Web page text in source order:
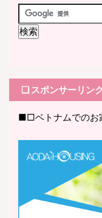
❏ スポンサーリンク
■□ベトナムでの